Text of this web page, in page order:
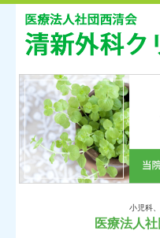
当院について
診療案内
初診の方へ
地図、交通案内
小児科
医療法人